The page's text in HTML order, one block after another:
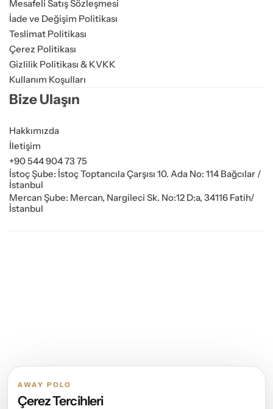
Mesafeli Satış Sözleşmesi
İade ve Değişim Politikası
Teslimat Politikası
Çerez Politikası
Gizlilik Politikası & KVKK
Kullanım Koşulları
Bize Ulaşın
Hakkımızda
İletişim
+90 544 904 73 75
İstoç Şube: İstoç Toptancıla Çarşısı 10. Ada No: 114 Bağcılar /
İstanbul
Mercan Şube: Mercan, Nargileci Sk. No:12 D:a, 34116 Fatih/
İstanbul
AWAY POLO
Çerez Tercihleri